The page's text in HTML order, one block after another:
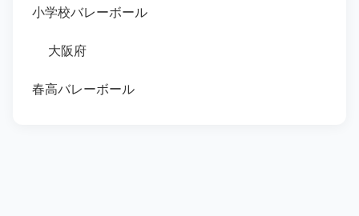
小学校バレーボール
大阪府
春高バレーボール